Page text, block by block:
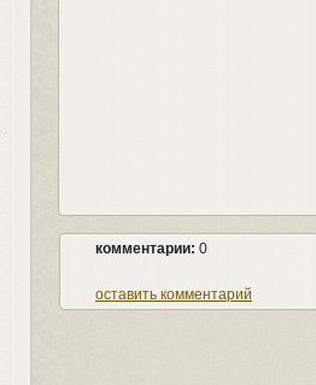
комментарии: 0
оставить комментарий